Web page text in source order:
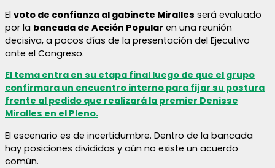
El voto de confianza al gabinete Miralles será evaluado
por la bancada de Acción Popular en una reunión
decisiva, a pocos días de la presentación del Ejecutivo
ante el Congreso.
El tema entra en su etapa final luego de que el grupo
confirmara un encuentro interno para fijar su postura
frente al pedido que realizará la premier Denisse
Miralles en el Pleno.
El escenario es de incertidumbre. Dentro de la bancada
hay posiciones divididas y aún no existe un acuerdo
común.